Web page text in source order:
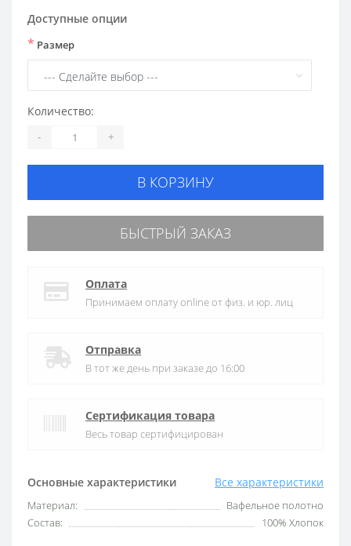
Основные характеристики Все характеристики
Материал:
Вафельное полотно
Состав:
100% Хлопок
Доступные опции
* Размер
Количество:
- +
В КОРЗИНУ
БЫСТРЫЙ ЗАКАЗ
Оплата
Принимаем оплату online от физ. и юр. лиц
Отправка
В тот же день при заказе до 16:00
Сертификация товара
Весь товар сертифицирован